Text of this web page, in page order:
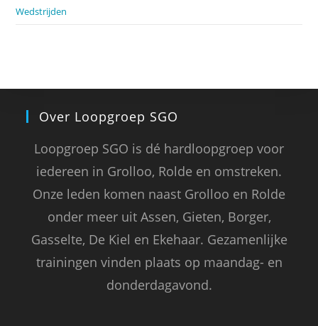
Wedstrijden
Over Loopgroep SGO
Loopgroep SGO is dé hardloopgroep voor
iedereen in Grolloo, Rolde en omstreken.
Onze leden komen naast Grolloo en Rolde
onder meer uit Assen, Gieten, Borger,
Gasselte, De Kiel en Ekehaar. Gezamenlijke
trainingen vinden plaats op maandag- en
donderdagavond.